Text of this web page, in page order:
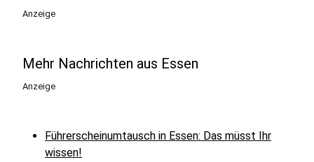
Anzeige
Mehr Nachrichten aus Essen
Anzeige
Führerscheinumtausch in Essen: Das müsst Ihr
wissen!